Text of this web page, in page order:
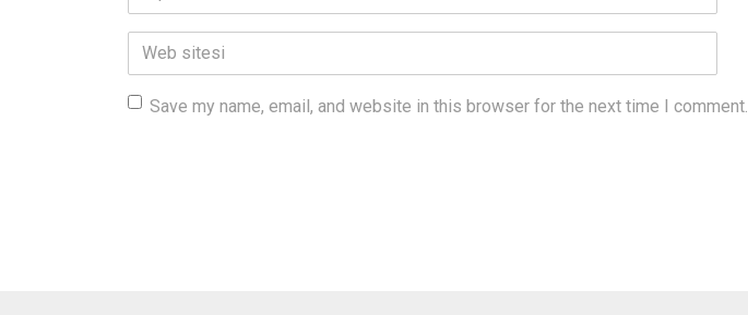
posta
Adresi*
Web
sitesi
Save my name, email, and website in this browser for the next time I comment.